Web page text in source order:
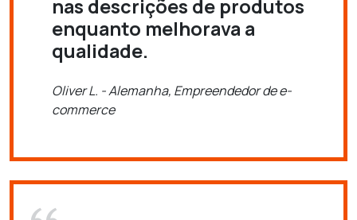
nas descrições de produtos
enquanto melhorava a
qualidade.
Oliver L. - Alemanha, Empreendedor de e-
commerce